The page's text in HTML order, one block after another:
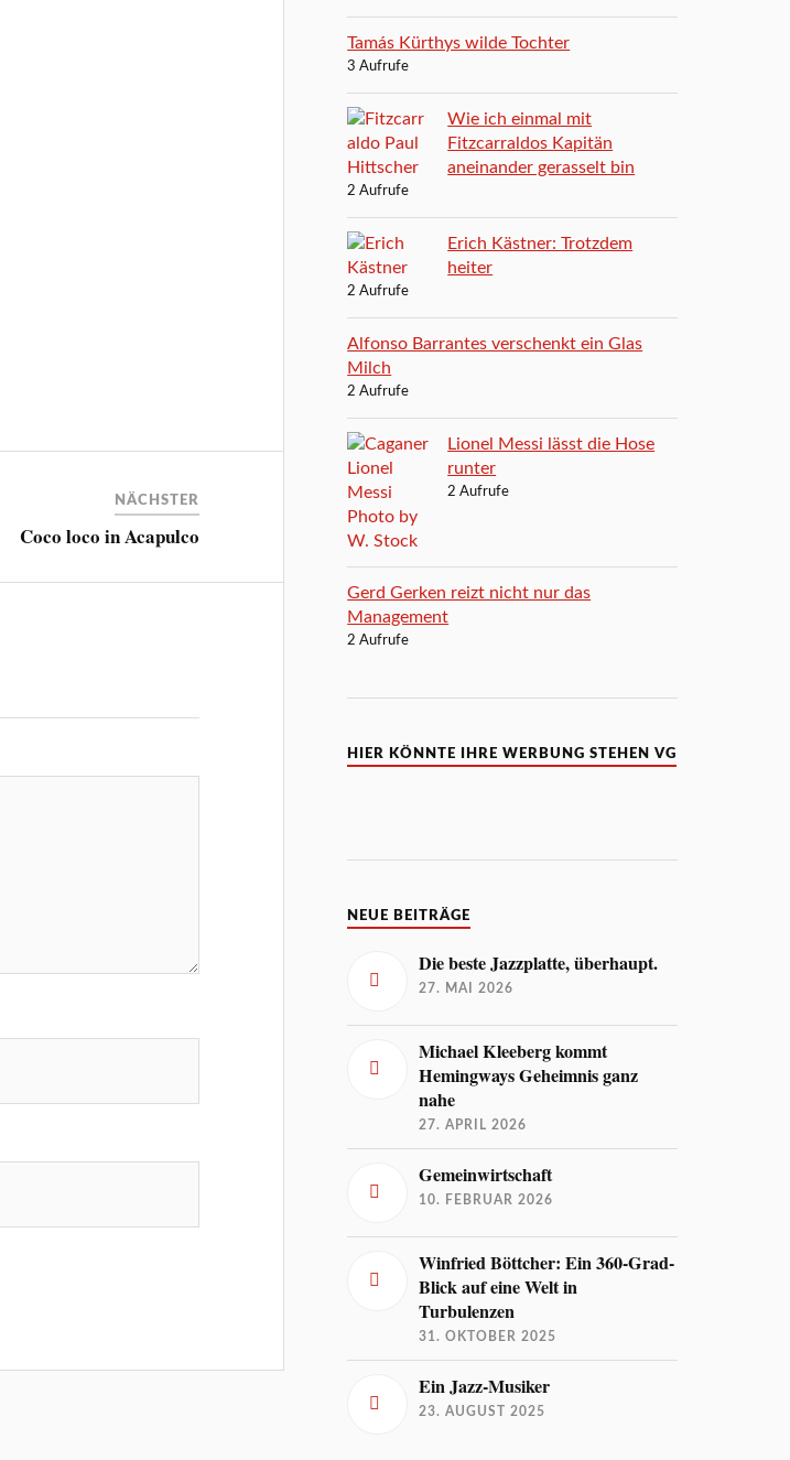
NÄCHSTER
Coco loco in Acapulco
Tamás Kürthys wilde Tochter
3 Aufrufe
Wie ich einmal mit
Fitzcarraldos Kapitän
aneinander gerasselt bin
2 Aufrufe
Erich Kästner: Trotzdem
heiter
2 Aufrufe
Alfonso Barrantes verschenkt ein Glas
Milch
2 Aufrufe
Lionel Messi lässt die Hose
runter
2 Aufrufe
Gerd Gerken reizt nicht nur das
Management
2 Aufrufe
HIER KÖNNTE IHRE WERBUNG STEHEN VG
NEUE BEITRÄGE
Die beste Jazzplatte, überhaupt.
27. MAI 2026
Michael Kleeberg kommt
Hemingways Geheimnis ganz
nahe
27. APRIL 2026
Gemeinwirtschaft
10. FEBRUAR 2026
Winfried Böttcher: Ein 360-Grad-
Blick auf eine Welt in
Turbulenzen
31. OKTOBER 2025
Ein Jazz-Musiker
23. AUGUST 2025